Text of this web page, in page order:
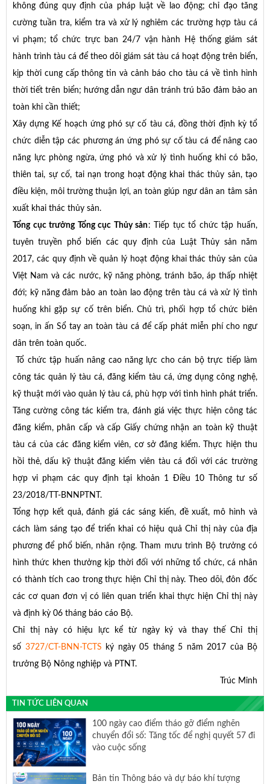
không đúng quy định của pháp luật về lao động; chỉ đạo tăng
cường tuần tra, kiểm tra và xử lý nghiêm các trường hợp tàu cá
vi phạm; tổ chức trực ban 24/7 vận hành Hệ thống giám sát
hành trình tàu cá để theo dõi giám sát tàu cá hoạt động trên biển,
kịp thời cung cấp thông tin và cảnh báo cho tàu cá về tình hình
thời tiết trên biển; hướng dẫn ngư dân tránh trú bão đảm bảo an
toàn khi cần thiết;
Xây dựng Kế hoạch ứng phó sự cố tàu cá, đồng thời định kỳ tổ
chức diễn tập các phương án ứng phó sự cố tàu cá để nâng cao
năng lực phòng ngừa, ứng phó và xử lý tình huống khi có bão,
thiên tai, sự cố, tai nạn trong hoạt động khai thác thủy sản, tạo
điều kiện, môi trường thuận lợi, an toàn giúp ngư dân an tâm sản
xuất khai thác thủy sản.
Tổng cục trưởng Tổng cục Thủy sản: Tiếp tục tổ chức tập huấn,
tuyên truyền phổ biến các quy định của Luật Thủy sản năm
2017, các quy định về quản lý hoạt động khai thác thủy sản của
Việt Nam và các nước, kỹ năng phòng, tránh bão, áp thấp nhiệt
đới; kỹ năng đảm bảo an toàn lao động trên tàu cá và xử lý tình
huống khi gặp sự cố trên biển. Chủ trì, phối hợp tổ chức biên
soạn, in ấn Sổ tay an toàn tàu cá để cấp phát miễn phí cho ngư
dân trên toàn quốc.
Tổ chức tập huấn nâng cao năng lực cho cán bộ trực tiếp làm
công tác quản lý tàu cá, đăng kiểm tàu cá, ứng dụng công nghệ,
kỹ thuật mới vào quản lý tàu cá, phù hợp với tình hình phát triển.
Tăng cường công tác kiểm tra, đánh giá việc thực hiện công tác
đăng kiểm, phân cấp và cấp Giấy chứng nhận an toàn kỹ thuật
tàu cá của các đăng kiểm viên, cơ sở đăng kiểm. Thực hiện thu
hồi thẻ, dấu kỹ thuật đăng kiểm viên tàu cá đối với các trường
hợp vi phạm các quy định tại khoản 1 Điều 10 Thông tư số
23/2018/TT-BNNPTNT.
Tổng hợp kết quả, đánh giá các sáng kiến, đề xuất, mô hình và
cách làm sáng tạo để triển khai có hiệu quả Chỉ thị này của địa
phương để phổ biến, nhân rộng. Tham mưu trình Bộ trưởng có
hình thức khen thưởng kịp thời đối với những tổ chức, cá nhân
có thành tích cao trong thực hiện Chỉ thị này. Theo dõi, đôn đốc
các cơ quan đơn vị có liên quan triển khai thực hiện Chỉ thị này
và định kỳ 06 tháng báo cáo Bộ.
Chỉ thị này có hiệu lực kể từ ngày ký và thay thế Chỉ thị
số 3727/CT-BNN-TCTS ký ngày 05 tháng 5 năm 2017 của Bộ
trưởng Bộ Nông nghiệp và PTNT.
Trúc Minh
TIN TỨC LIÊN QUAN
100 ngày cao điểm tháo gỡ điểm nghẽn
chuyển đổi số: Tăng tốc để nghị quyết 57 đi
vào cuộc sống
Bản tin Thông báo và dự báo khí tượng